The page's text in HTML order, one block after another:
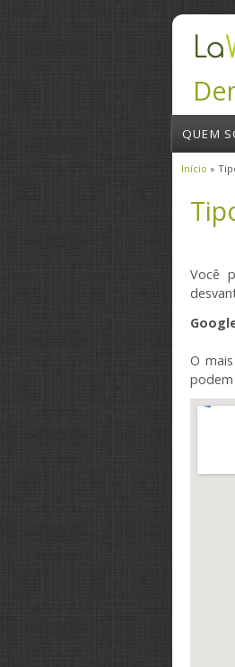
Passar para o conteúdo principal
QUEM
Início »
Você
O